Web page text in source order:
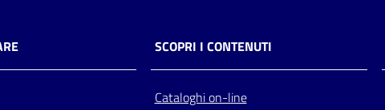
SCOPRI I CONTENUTI
Cataloghi on-line